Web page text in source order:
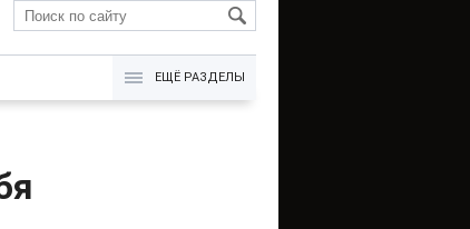
KG
ЕЩЁ РАЗДЕЛЫ